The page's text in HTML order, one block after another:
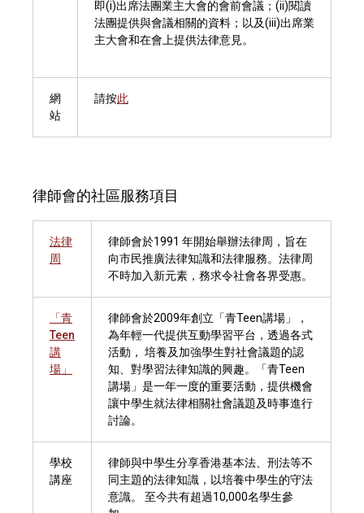
即(i)出席法團業主大會的會前會議；(ii)閱讀
法團提供與會議相關的資料；以及(iii)出席業
主大會和在會上提供法律意見。
網
站
請按此
律師會的社區服務項目
法律
周
律師會於1991 年開始舉辦法律周，旨在
向市民推廣法律知識和法律服務。法律周
不時加入新元素，務求令社會各界受惠。
「青
Teen
講
場」
律師會於2009年創立「青Teen講場」，
為年輕一代提供互動學習平台，透過各式
活動， 培養及加強學生對社會議題的認
知、對學習法律知識的興趣。「青Teen
講場」是一年一度的重要活動，提供機會
讓中學生就法律相關社會議題及時事進行
討論。
學校
講座
律師與中學生分享香港基本法、刑法等不
同主題的法律知識，以培養中學生的守法
意識。 至今共有超過10,000名學生參